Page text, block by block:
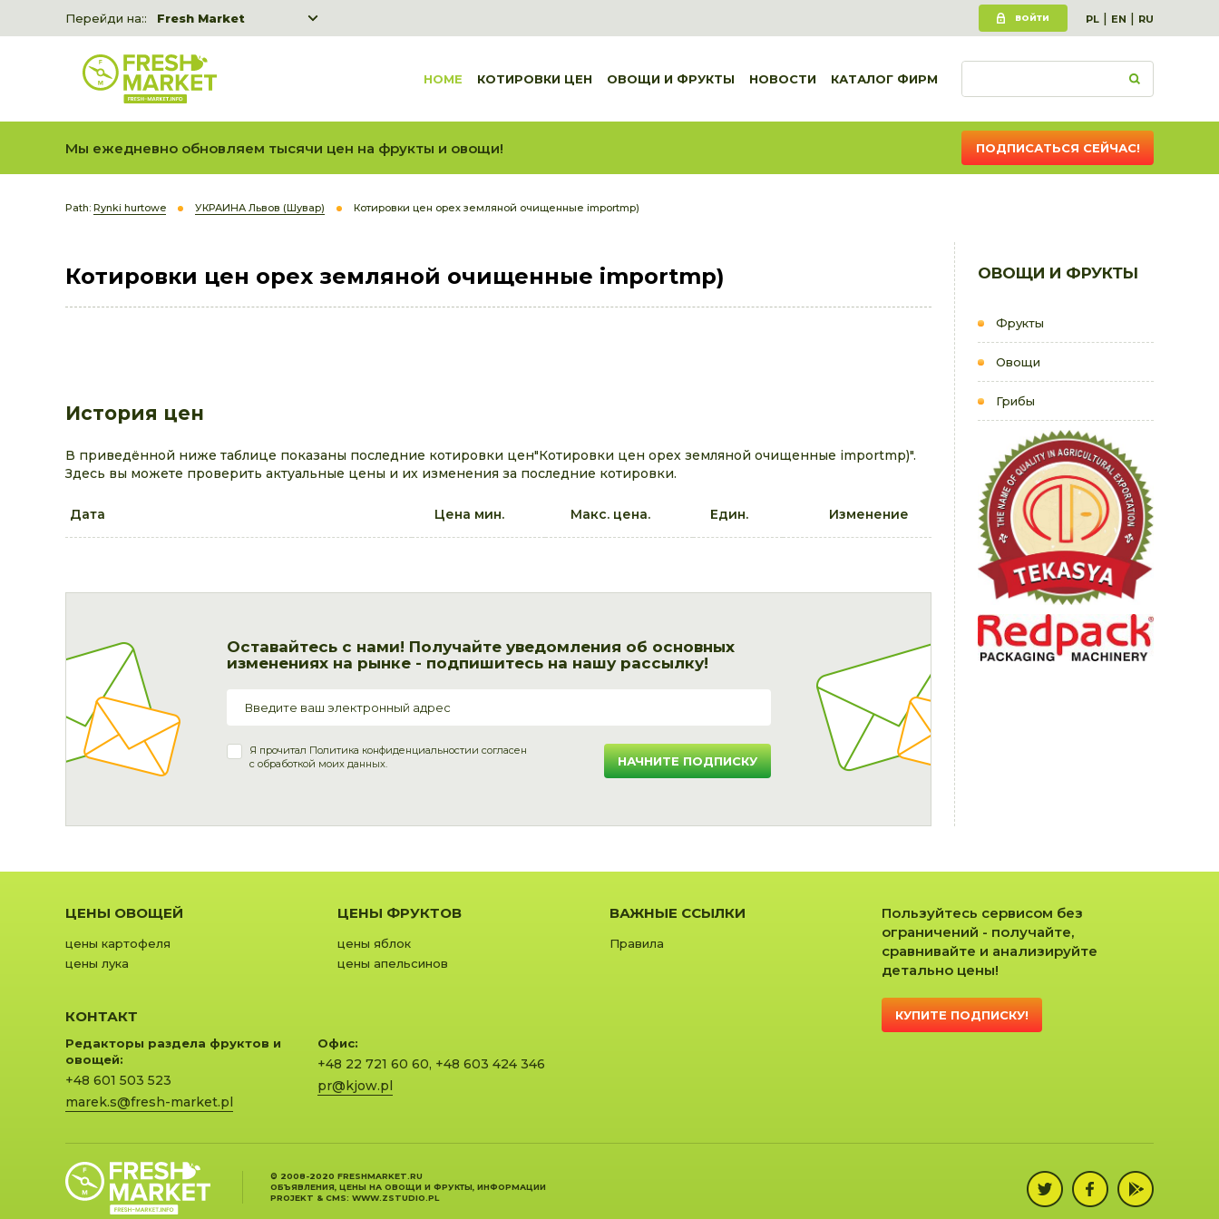
Перейди на::
Fresh Market
Fresh Market event B2B
ВОЙТИ PL | EN | RU
HOME КОТИРОВКИ ЦЕН ОВОЩИ И ФРУКТЫ НОВОСТИ КАТАЛОГ ФИРМ
Мы ежедневно обновляем тысячи цен на фрукты и овощи! ПОДПИСАТЬСЯ СЕЙЧАС!
Path: Rynki hurtowe УКРАИНА Львов (Шувар) Котировки цен орех земляной очищенные importmp)
ОВОЩИ И ФРУКТЫ
Фрукты
Овощи
Грибы
Котировки цен орех земляной очищенные importmp)
История цен
В приведённой ниже таблице показаны последние котировки цен"Котировки цен орех земляной очищенные importmp)".
Здесь вы можете проверить актуальные цены и их изменения за последние котировки.
Дата Цена мин. Макс. цена. Един. Изменение
Оставайтесь с нами! Получайте уведомления об основных
изменениях на рынке - подпишитесь на нашу рассылку!
Я прочитал Политика конфиденциальностии согласен
с обработкой моих данных.
НАЧНИТЕ ПОДПИСКУ
ЦЕНЫ ОВОЩЕЙ
цены картофеля
цены лука
ЦЕНЫ ФРУКТОВ
цены яблок
цены апельсинов
ВАЖНЫЕ ССЫЛКИ
Правила
КОНТАКТ
Редакторы раздела фруктов и
овощей:
+48 601 503 523
marek.s@fresh-market.pl
Офис:
+48 22 721 60 60, +48 603 424 346
pr@kjow.pl
Пользуйтесь сервисом без
ограничений - получайте,
сравнивайте и анализируйте
детально цены!
КУПИТЕ ПОДПИСКУ!
© 2008-2020 FRESHMARKET.RU
ОБЪЯВЛЕНИЯ, ЦЕНЫ НА ОВОЩИ И ФРУКТЫ, ИНФОРМАЦИИ
PROJEKT & CMS: WWW.ZSTUDIO.PL